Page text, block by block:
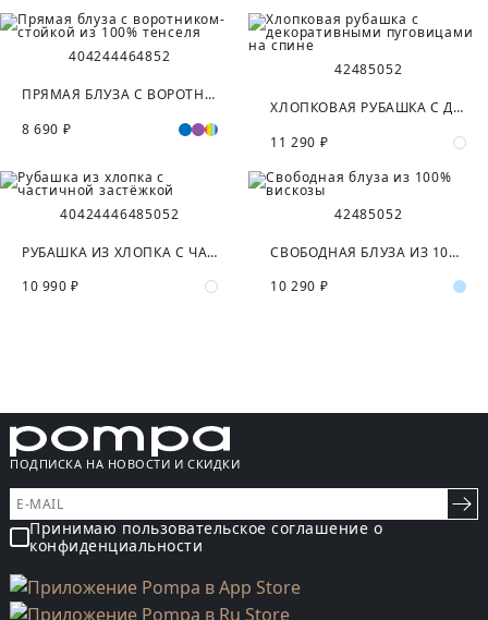
404244464852
ПРЯМАЯ БЛУЗА С ВОРОТНИКОМ-СТОЙКОЙ ИЗ 100% ТЕНСЕЛЯ
8 690 ₽
42485052
ХЛОПКОВАЯ РУБАШКА С ДЕКОРАТИВНЫМИ ПУГОВИЦАМИ НА СПИНЕ
11 290 ₽
40424446485052
РУБАШКА ИЗ ХЛОПКА С ЧАСТИЧНОЙ ЗАСТЁЖКОЙ
10 990 ₽
42485052
СВОБОДНАЯ БЛУЗА ИЗ 100% ВИСКОЗЫ
10 290 ₽
ПОДПИСКА НА НОВОСТИ И СКИДКИ
Принимаю пользовательское соглашение о
конфиденциальности